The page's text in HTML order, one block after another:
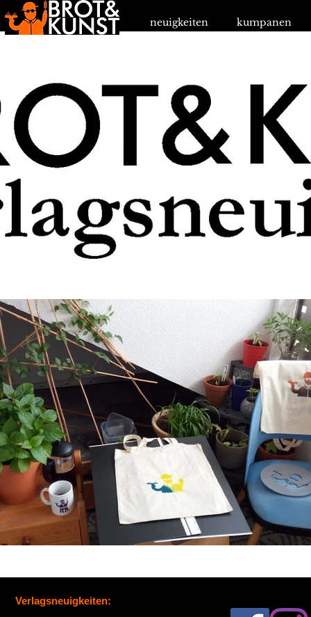
neuigkeiten kumpanen
Verlagsneuigkeiten: